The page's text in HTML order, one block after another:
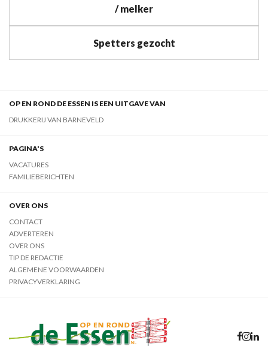
/ melker
Spetters gezocht
OP EN ROND DE ESSEN IS EEN UITGAVE VAN
DRUKKERIJ VAN BARNEVELD
PAGINA'S
VACATURES
FAMILIEBERICHTEN
OVER ONS
CONTACT
ADVERTEREN
OVER ONS
TIP DE REDACTIE
ALGEMENE VOORWAARDEN
PRIVACYVERKLARING